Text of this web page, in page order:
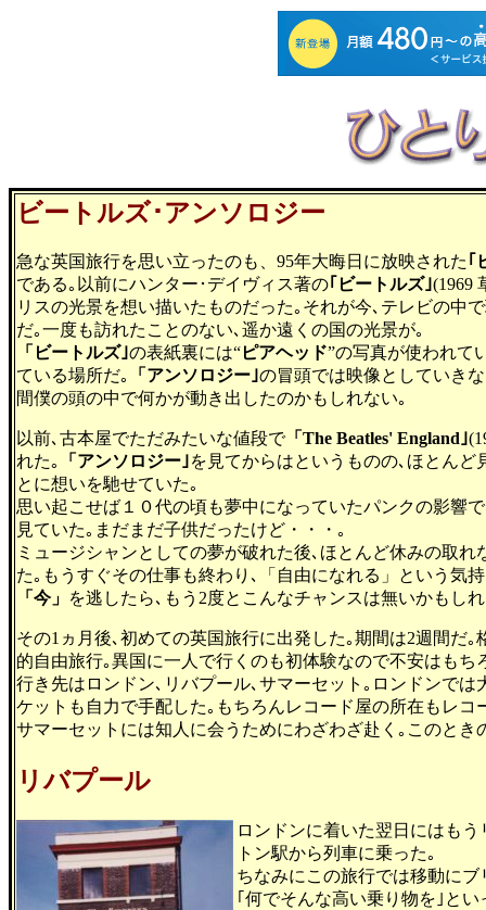
ビートルズ･アンソロジー
急な英国旅行を思い立ったのも、95年大晦日に放映された ｢
である｡以前にハンター･デイヴィス著の｢ビートルズ｣(1969
リスの光景を想い描いたものだった｡それが今､テレビの中
だ｡一度も訪れたことのない､遥か遠くの国の光景が｡
「ビートルズ｣の表紙裏には“ピアヘッド”の写真が使われて
ている場所だ｡
「アンソロジー｣の冒頭では映像としていき
間僕の頭の中で何かが動き出したのかもしれない｡
以前､古本屋でただみたいな値段で「The Beatles' England｣
れた｡
「アンソロジー｣を見てからはというものの､ほとん
とに想いを馳せていた｡
思い起こせば１０代の頃も夢中になっていたパンクの影響
見ていた｡まだまだ子供だったけど・・・｡
ミュージシャンとしての夢が破れた後､ほとんど休みの取
た｡もうすぐその仕事も終わり､「自由になれる」という気
「今」 を逃したら､もう2度とこんなチャンスは無いかもし
その1ヵ月後､初めての英国旅行に出発した｡期間は2週間だ
的自由旅行｡異国に一人で行くのも初体験なので不安はもち
行き先はロンドン､リバプール､サマーセット｡ロンドンで
ケットも自力で手配した｡もちろんレコード屋の所在もレ
サマーセットには知人に会うためにわざわざ赴く｡このと
リバプール
ロンドンに着いた翌日にはも
トン駅から列車に乗った｡
ちなみにこの旅行では移動に
｢何でそんな高い乗り物を｣と